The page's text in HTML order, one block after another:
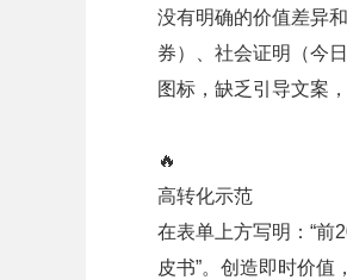
没有明确的价值差异
券）、社会证明（今
图标，缺乏引导文案
🔥
高转化示范
在表单上方写明：“前
皮书”。创造即时价值